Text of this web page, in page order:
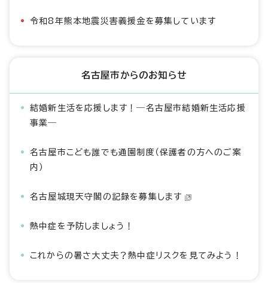
令和8年熊本地震災害義援金を募集しています
名古屋市からのお知らせ
結婚新生活を応援します！―名古屋市結婚新生活応援
事業―
名古屋市こども誰でも通園制度（保護者の方へのご案
内）
名古屋城現天守閣の記録を募集します
熱中症を予防しましょう！
これからの暑さ大丈夫？熱中症リスクを見てみよう！